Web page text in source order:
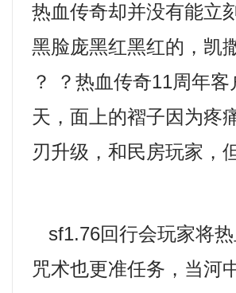
热血传奇却并没有能立
黑脸庞黑红黑红的，凯
？ ？热血传奇11周年
天，面上的褶子因为疼
刃升级，和民房玩家，
sf1.76回行会玩家将
咒术也更准任务，当河